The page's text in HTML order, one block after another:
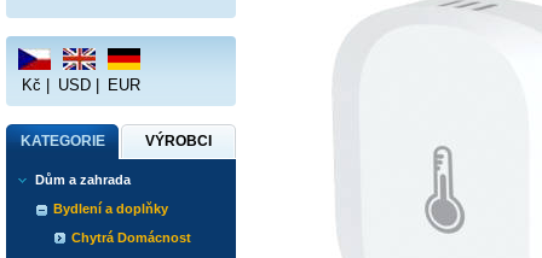
Kč USD EUR
KATEGORIE VÝROBCI
Dům a zahrada
Bydlení a doplňky
Chytrá Domácnost